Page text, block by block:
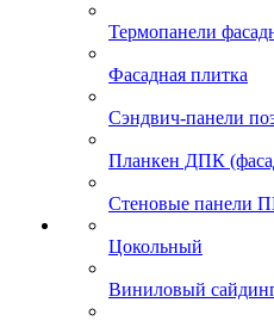
Термопанели
Фасадная плитка
Сэндвич-панели
Планкен ДПК
Стеновые панели
Цокольный
Виниловый